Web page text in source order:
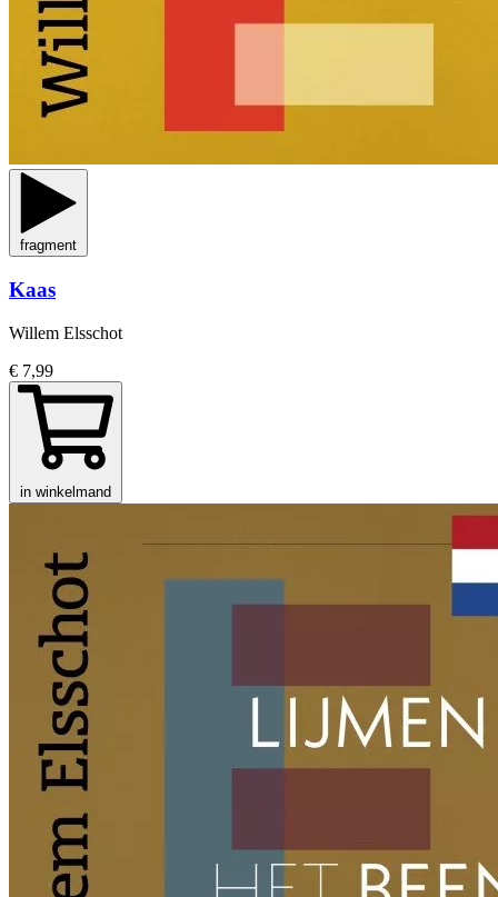
fragment
Kaas
Willem Elsschot
€ 7,99
in winkelmand